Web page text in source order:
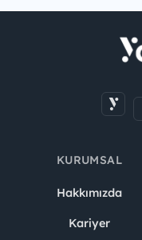
KURUMSAL
Hakkımızda
Kariyer